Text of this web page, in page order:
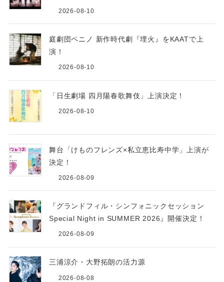
2026-08-10
庭劇団ペニノ 新作時代劇『埋火』をKAATで上
演！
2026-08-10
「日生劇場 四月陽春歌舞伎」上演決定！
2026-08-10
舞台「けものフレンズ×私立恵比寿中学」上演が
決定！
2026-08-09
『グランドフィル・シンフォニックセッション
Special Night in SUMMER 2026』開催決定！
2026-08-09
三浦涼介・大野拓朗の活力源
2026-08-08